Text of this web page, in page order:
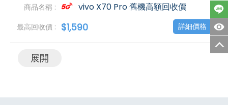
vivo X70 Pro 舊機高額回收價
$1,590 詳細價格
展開